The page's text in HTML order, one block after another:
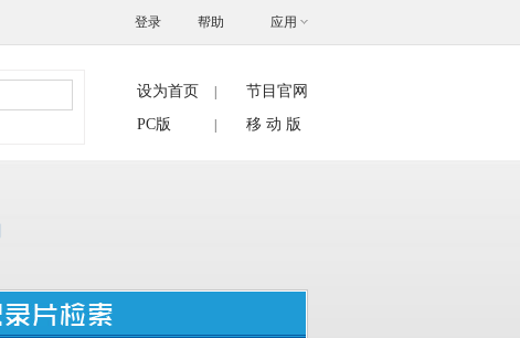
帮助 应用
登录
设为首页
节目官网
PC版
移 动 版